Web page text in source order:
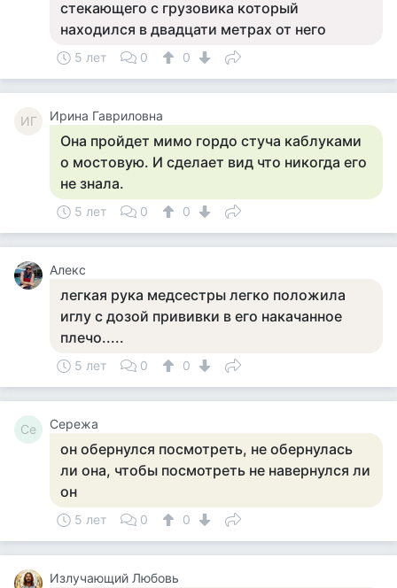
стекающего с грузовика который
находился в двадцати метрах от него
5 лет 0 0
ИГ Ирина Гавриловна
Она пройдет мимо гордо стуча каблуками
о мостовую. И сделает вид что никогда его
не знала.
5 лет 0 0
Алекс
легкая рука медсестры легко положила
иглу с дозой прививки в его накачанное
плечо.....
5 лет 0 0
Се Сережа
он обернулся посмотреть, не обернулась
ли она, чтобы посмотреть не навернулся ли
он
5 лет 0 0
Излучающий Любовь